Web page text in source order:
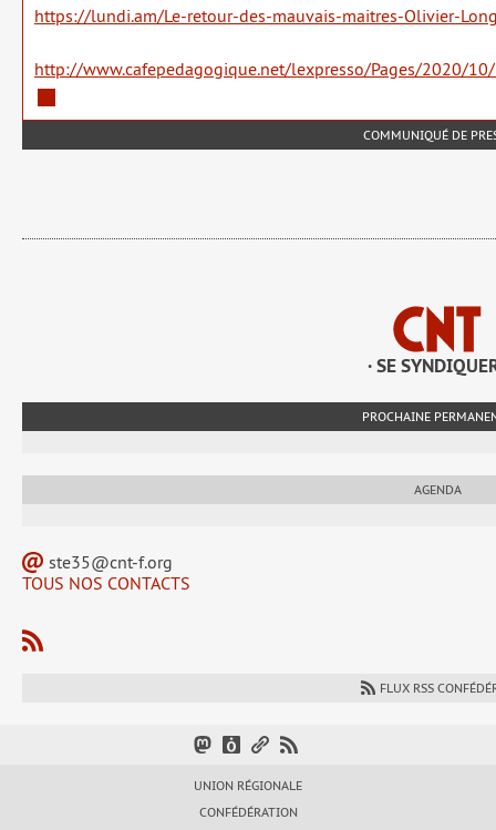
https://lundi.am/Le-retour-des-mauvais-maitres-Olivier-
http://www.cafepedagogique.net/lexpresso/Pages/2020/
COMMUNIQUÉ DE
· SE
PROCHAINE
AGENDA
ste35@cnt-f.org
TOUS NOS CONTACTS
FLUX RSS
UNION RÉGIONALE
CONFÉDÉRATION